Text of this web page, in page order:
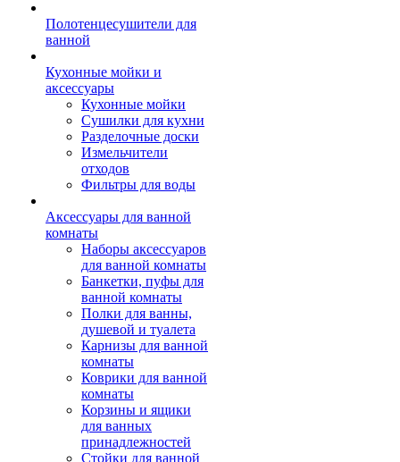
Полотенцесушители для
ванной
Кухонные мойки и
аксессуары
Кухонные мойки
Сушилки для кухни
Разделочные доски
Измельчители
отходов
Фильтры для воды
Аксессуары для ванной
комнаты
Наборы аксессуаров
для ванной комнаты
Банкетки, пуфы для
ванной комнаты
Полки для ванны,
душевой и туалета
Карнизы для ванной
комнаты
Коврики для ванной
комнаты
Корзины и ящики
для ванных
принадлежностей
Стойки для ванной